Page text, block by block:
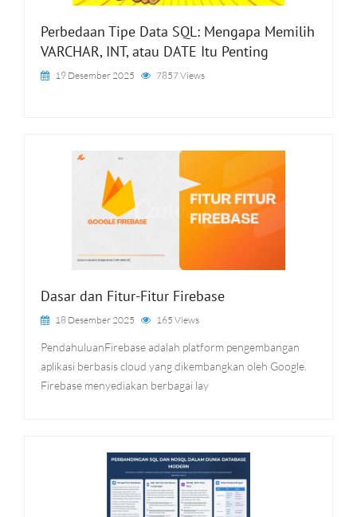
Perbedaan Tipe Data SQL: Mengapa Memilih
VARCHAR, INT, atau DATE Itu Penting
19 Desember 2025 7857 Views
Dasar dan Fitur-Fitur Firebase
18 Desember 2025 165 Views
PendahuluanFirebase adalah platform pengembangan
aplikasi berbasis cloud yang dikembangkan oleh Google.
Firebase menyediakan berbagai lay